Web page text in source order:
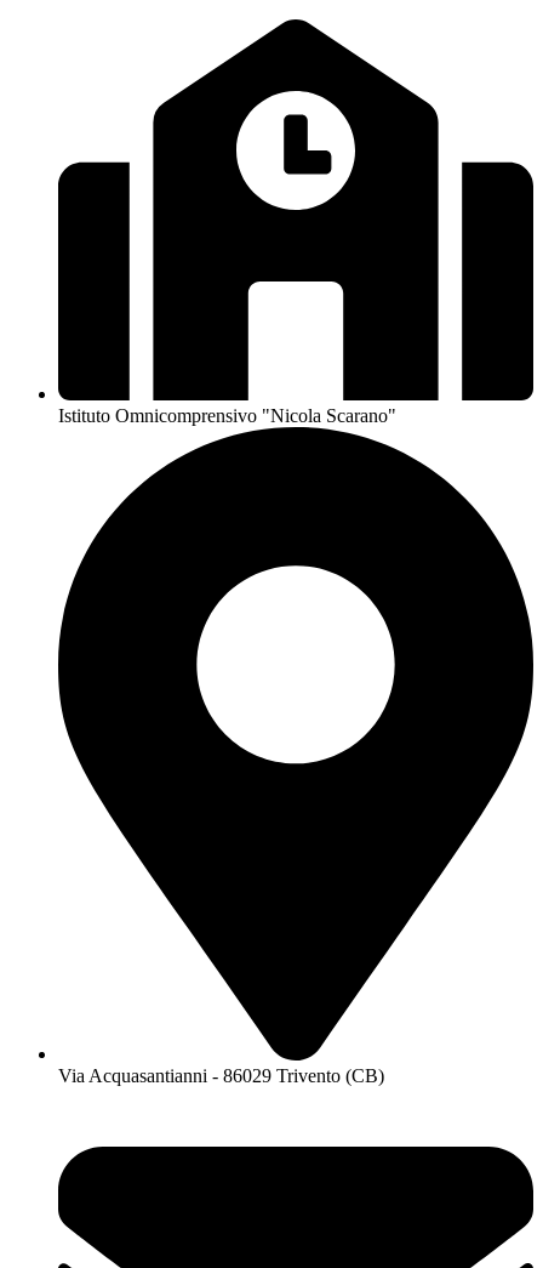
Istituto Omnicomprensivo "Nicola Scarano"
Via Acquasantianni - 86029 Trivento (CB)